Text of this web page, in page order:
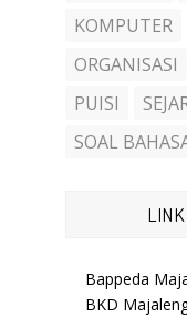
KOMPUTER
ORGANISASI
PUISI
SOAL
Bappeda
BKD